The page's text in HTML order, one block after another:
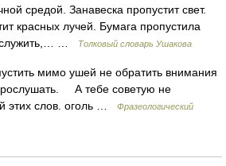
средой. Занавеска пропустит свет.
красных лучей. Бумага пропустила
…
Толковый словарь Ушакова
мимо ушей не обратить внимания
А тебе советую не
этих слов. оголь …
Фразеологический